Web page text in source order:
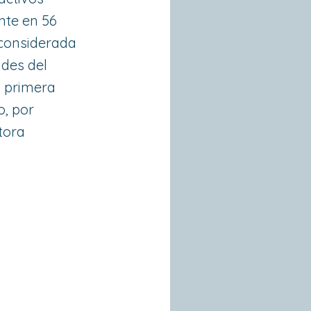
en 56
del
primera
por